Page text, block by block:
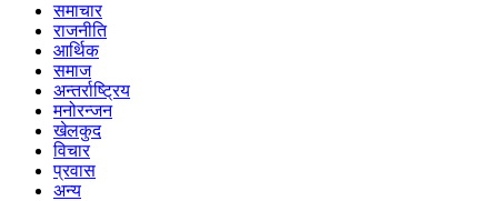
समाचार
राजनीति
आर्थिक
समाज
अन्तर्राष्ट्रिय
मनोरन्जन
खेलकुद
विचार
प्रवास
अन्य